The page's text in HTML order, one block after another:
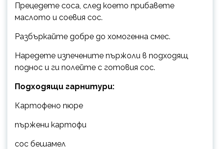
Прецедете соса, след което прибавете
маслото и соевия сос.
Разбъркайте добре до хомогенна смес.
Наредете изпечените пържоли в подходящ
поднос и ги полейте с готовия сос.
Подходящи гарнитури:
Картофено пюре
пържени картофи
сос бешамел